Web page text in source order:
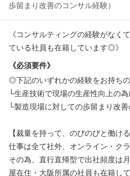
歩留まり改善のコンサル経験）
《コンサルティングの経験がなく
ている社員も在籍しています◎》
《必須要件》
◎下記のいずれかの経験をお持ち
└生産技術で現場の生産性向上の
└製造現場に対しての歩留まり改
【裁量を持って、のびのびと働ける
仕事は全て社外、オンライン・ク
その為、直行直帰型で出社頻度は
屋在住・大阪所属の社員も在籍して